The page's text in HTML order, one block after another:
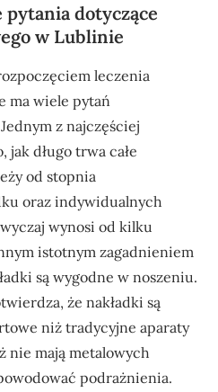
pytania dotyczące
w Lublinie
leczenia
ma wiele pytań
z najczęściej
jak długo trwa całe
od stopnia
oraz indywidualnych
wynosi od kilku
istotnym zagadnieniem
są wygodne w noszeniu.
że nakładki są
niż tradycyjne aparaty
nie mają metalowych
podrażnienia.